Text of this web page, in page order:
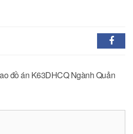
đồ án K63DHCQ Ngành Quản